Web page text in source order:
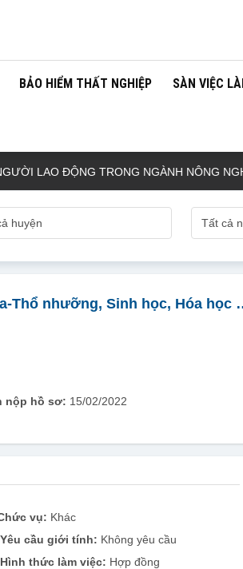
BẢO HIỂM THẤT NGHIỆP SÀN VIỆC
ĐỘNG TRONG NGÀNH NÔNG
Thổ nhưỡng, Sinh học, Hóa học
nộp hồ sơ: 15/02/2022
vụ: Khác
Yêu cầu giới tính: Không yêu cầu
Hình thức làm việc: Hợp đồng